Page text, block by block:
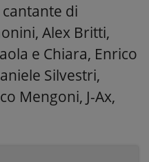
di
Alex Britti,
e Chiara, Enrico
Silvestri,
Mengoni, J-Ax,